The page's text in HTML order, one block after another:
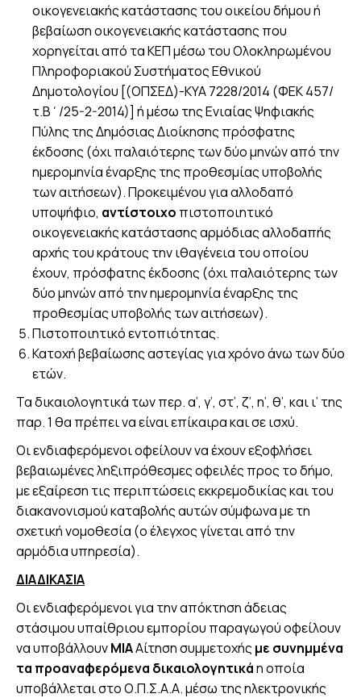
οικογενειακής κατάστασης του οικείου δήμου ή
βεβαίωση οικογενειακής κατάστασης που
χορηγείται από τα ΚΕΠ μέσω του Ολοκληρωμένου
Πληροφοριακού Συστήματος Εθνικού
Δημοτολογίου [(ΟΠΣΕΔ)-ΚΥΑ 7228/2014 (ΦΕΚ 457/
τ.Β΄/25-2-2014)] ή μέσω της Ενιαίας Ψηφιακής
Πύλης της Δημόσιας Διοίκησης πρόσφατης
έκδοσης (όχι παλαιότερης των δύο μηνών από την
ημερομηνία έναρξης της προθεσμίας υποβολής
των αιτήσεων). Προκειμένου για αλλοδαπό
υποψήφιο, αντίστοιχο πιστοποιητικό
οικογενειακής κατάστασης αρμόδιας αλλοδαπής
αρχής του κράτους την ιθαγένεια του οποίου
έχουν, πρόσφατης έκδοσης (όχι παλαιότερης των
δύο μηνών από την ημερομηνία έναρξης της
προθεσμίας υποβολής των αιτήσεων).
Πιστοποιητικό εντοπιότητας.
Κατοχή βεβαίωσης αστεγίας για χρόνο άνω των δύο
ετών.
Τα δικαιολογητικά των περ. α’, γ’, στ’, ζ’, η’, θ’, και ι’ της
παρ. 1 θα πρέπει να είναι επίκαιρα και σε ισχύ.
Οι ενδιαφερόμενοι οφείλουν να έχουν εξοφλήσει
βεβαιωμένες ληξιπρόθεσμες οφειλές προς το δήμο,
με εξαίρεση τις περιπτώσεις εκκρεμοδικίας και του
διακανονισμού καταβολής αυτών σύμφωνα με τη
σχετική νομοθεσία (ο έλεγχος γίνεται από την
αρμόδια υπηρεσία).
ΔΙΑΔΙΚΑΣΙΑ
Οι ενδιαφερόμενοι για την απόκτηση άδειας
στάσιμου υπαίθριου εμπορίου παραγωγού οφείλουν
να υποβάλλουνΜΙΑΑίτηση συμμετοχής με συνημμένα
τα προαναφερόμενα δικαιολογητικάη οποία
υποβάλλεται στο Ο.Π.Σ.Α.Α. μέσω της ηλεκτρονικής